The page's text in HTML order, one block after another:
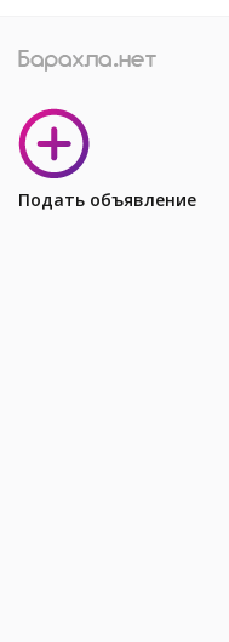
Подать объявление